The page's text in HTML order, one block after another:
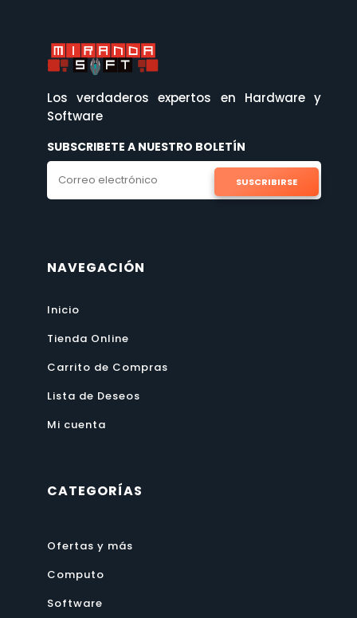
Los verdaderos expertos en Hardware y
Software
SUBSCRIBETE A NUESTRO BOLETÍN
SUSCRIBIRSE
NAVEGACIÓN
Inicio
Tienda Online
Carrito de Compras
Lista de Deseos
Mi cuenta
CATEGORÍAS
Ofertas y más
Computo
Software